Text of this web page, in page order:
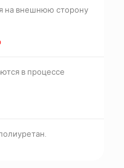
на внешнюю сторону
в процессе